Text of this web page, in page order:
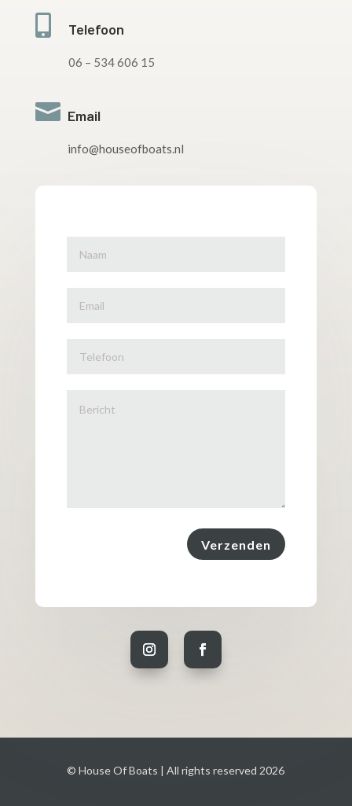
 Telefoon
06 – 534 606 15
 Email
info@houseofboats.nl
Verzenden
© House Of Boats | All rights reserved 2026